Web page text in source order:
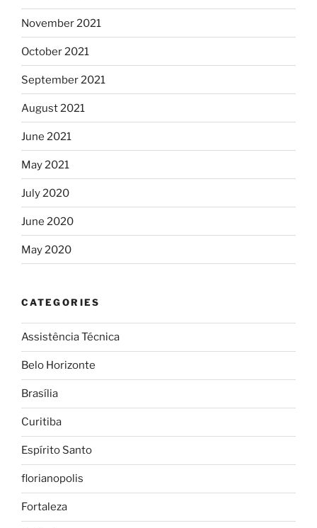
November 2021
October 2021
September 2021
August 2021
June 2021
May 2021
July 2020
June 2020
May 2020
CATEGORIES
Assistência Técnica
Belo Horizonte
Brasília
Curitiba
Espírito Santo
florianopolis
Fortaleza